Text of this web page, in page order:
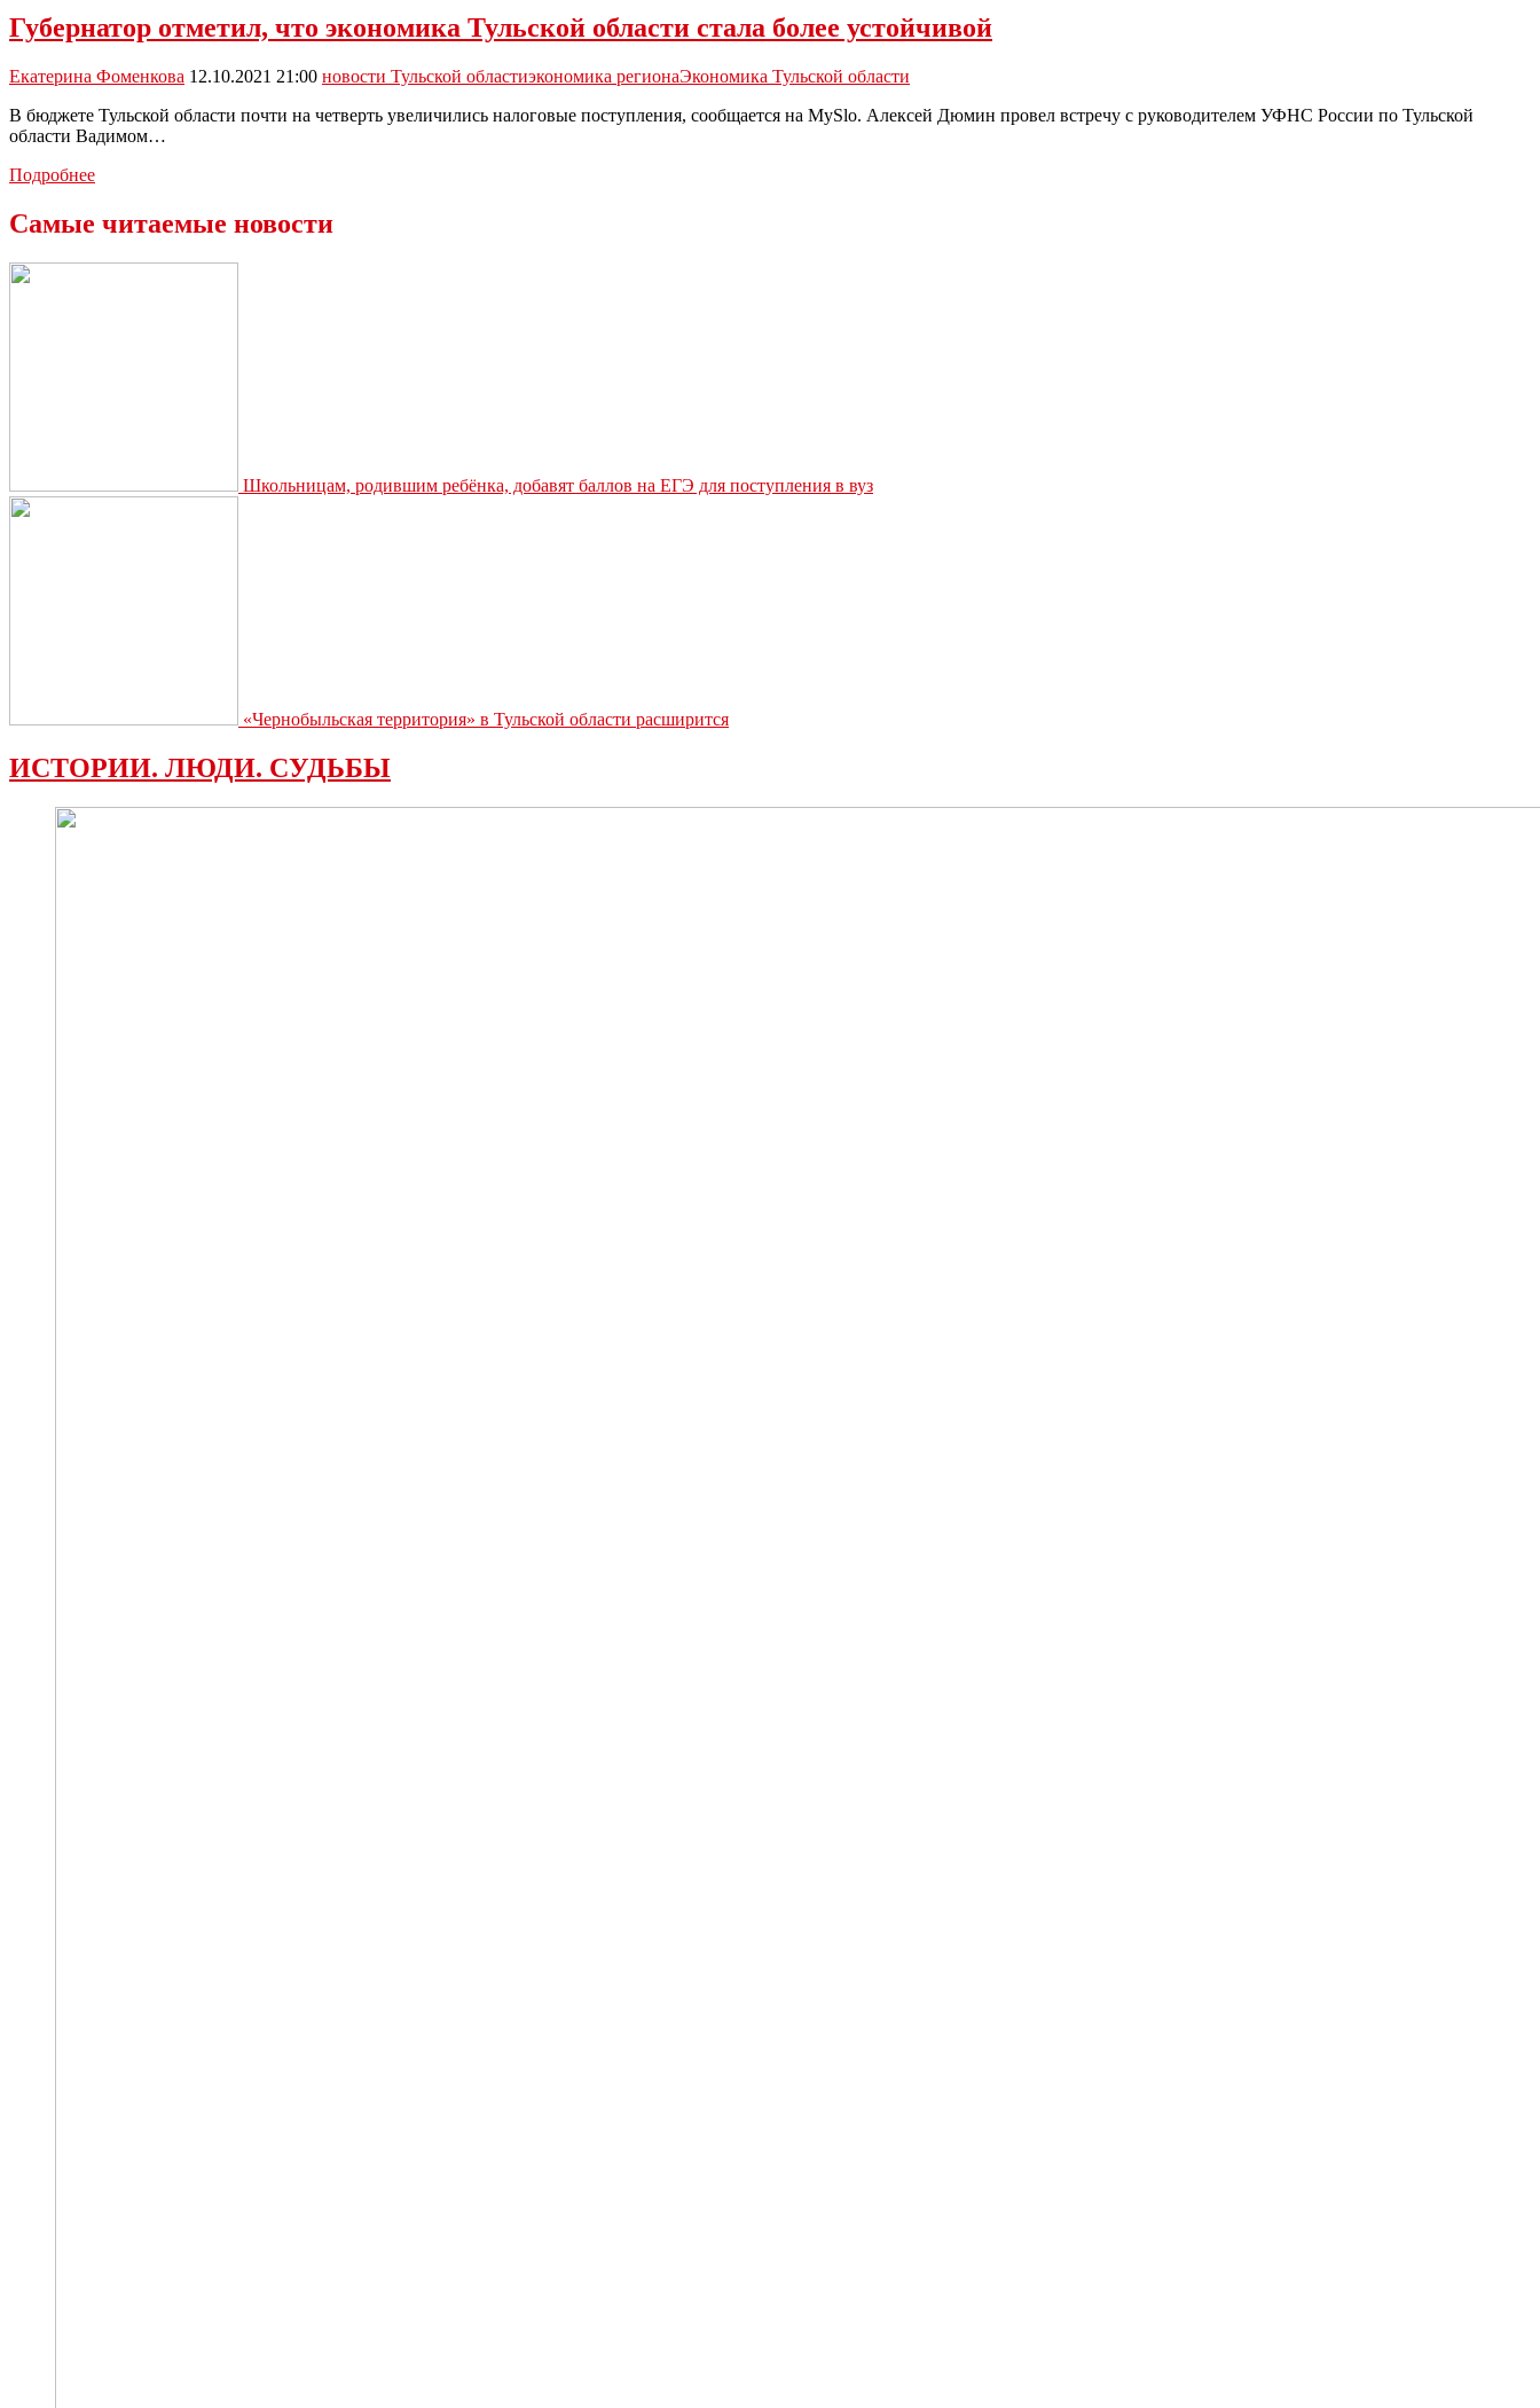
Губернатор отметил, что экономика Тульской области стала более устойчивой
Екатерина Фоменкова 12.10.2021 21:00 новости Тульской областиэкономика регионаЭкономика Тульской области
В бюджете Тульской области почти на четверть увеличились налоговые поступления, сообщается на MySlo. Алексей Дюмин провел встречу с руководителем УФНС России по Тульской
области Вадимом…
ПодробнееГубернатор
экономика
Самые читаемые новости
Школьницам, родившим ребёнка, добавят баллов на ЕГЭ для поступления в вуз
«Чернобыльская территория» в Тульской области расширится
ИСТОРИИ. ЛЮДИ. СУДЬБЫ